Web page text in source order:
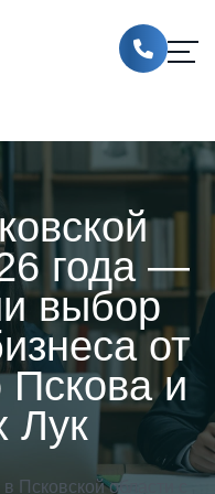
года —
выбор
от
и
Лук
Псковской области с